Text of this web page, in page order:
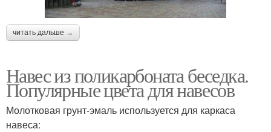
читать дальше →
Навес из поликарбоната беседка.
Популярные цвета для навесов
Молотковая грунт-эмаль используется для каркаса
навеса: